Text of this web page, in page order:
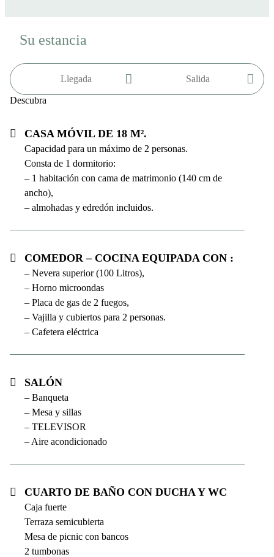
Casa móvil de 18 m².
Capacidad para un máximo de 2 personas.
Consta de 1 dormitorio:
– 1 habitación con cama de matrimonio (140 cm de
ancho),
– almohadas y edredón incluidos.
Comedor – cocina equipada con :
– Nevera superior (100 Litros),
– Horno microondas
– Placa de gas de 2 fuegos,
– Vajilla y cubiertos para 2 personas.
– Cafetera eléctrica
Salón
– Banqueta
– Mesa y sillas
– TELEVISOR
– Aire acondicionado
Cuarto de baño con ducha y WC
Caja fuerte
Terraza semicubierta
Mesa de picnic con bancos
2 tumbonas
Su estancia
Descubra